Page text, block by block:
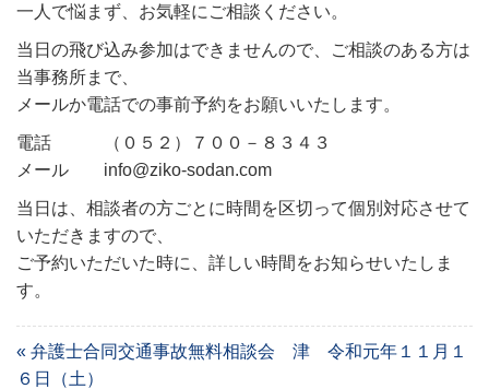
一人で悩まず、お気軽にご相談ください。
当日の飛び込み参加はできませんので、ご相談のある方は
当事務所まで、
メールか電話での事前予約をお願いいたします。
電話 （０５２）７００－８３４３
メール info@ziko-sodan.com
当日は、相談者の方ごとに時間を区切って個別対応させて
いただきますので、
ご予約いただいた時に、詳しい時間をお知らせいたしま
す。
« 弁護士合同交通事故無料相談会 津 令和元年１１月１
６日（土）